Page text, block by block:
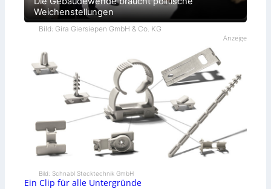
Weichenstellungen
Bild: Gira Giersiepen GmbH & Co. KG
Anzeige
Bild: Schnabl Stecktechnik GmbH
Ein Clip für alle Untergründe